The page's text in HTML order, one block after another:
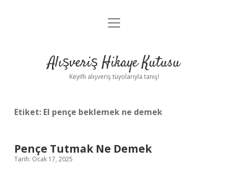
Anasayfa
Yasal Uyarı
menüyü
Alışveriş Hikaye Kutusu
Keyifli alışveriş tüyolarıyla tanış!
Etiket: El pençe beklemek ne demek
Pençe Tutmak Ne Demek
Tarih: Ocak 17, 2025